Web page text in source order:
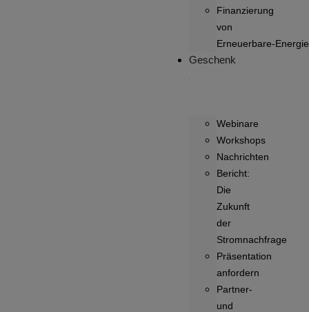
Finanzierung
von
Geschenk
Webinare
Workshops
Nachrichten
Bericht:
Die
Zukunft
der
Stromnachfrage
Präsentation
anfordern
Partner-
und